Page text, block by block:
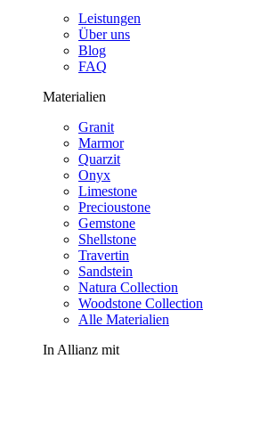
Leistungen
Über uns
Blog
FAQ
Materialien
Granit
Marmor
Quarzit
Onyx
Limestone
Precioustone
Gemstone
Shellstone
Travertin
Sandstein
Natura Collection
Woodstone Collection
Alle Materialien
In Allianz mit